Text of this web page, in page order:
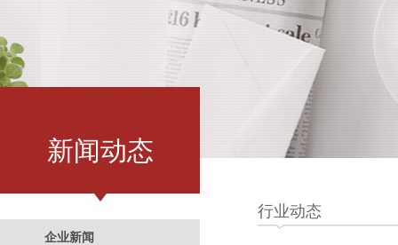
新闻动态
企业新闻
行业动态